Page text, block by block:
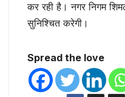
कर रही है। नगर निगम
सुनिश्चित करेगी।
Spread the love